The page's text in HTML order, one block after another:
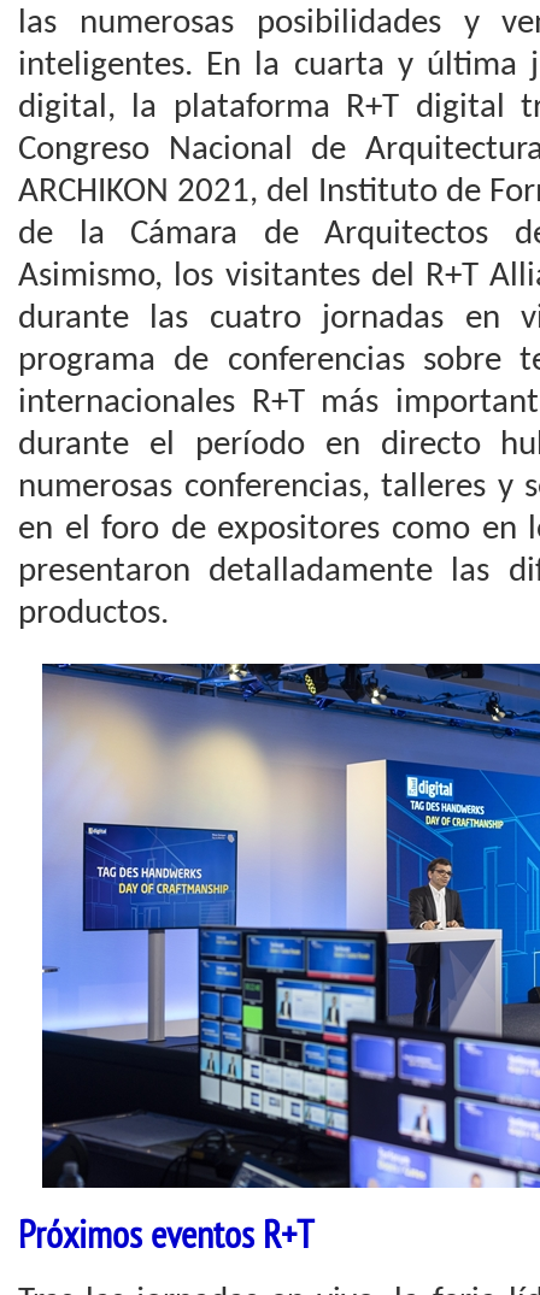
las numerosas posibilidades y
inteligentes. En la cuarta y última
digital, la plataforma R+T digital
Congreso Nacional de
ARCHIKON 2021, del Instituto de
de la Cámara de Arquitectos
Asimismo, los visitantes del R+T
durante las cuatro jornadas en
programa de conferencias sobre
internacionales R+T más
durante el período en directo
numerosas conferencias, talleres y
en el foro de expositores como en
presentaron detalladamente las
productos.
Próximos eventos R+T